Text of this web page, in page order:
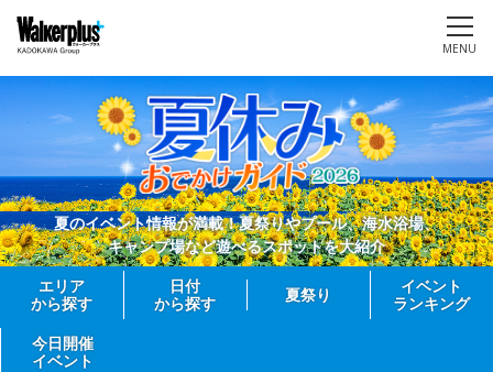
MENU
夏のイベント情報が満載！夏祭りやプール、海水浴場、
キャンプ場など遊べるスポットを大紹介
エリア
から探す
日付
から探す
夏祭り
イベント
ランキング
今日開催
イベント